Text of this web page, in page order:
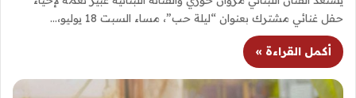
حفل غنائي مشترك بعنوان “ليلة حب”، مساء السبت 18 يوليو،…
أكمل القراءة »